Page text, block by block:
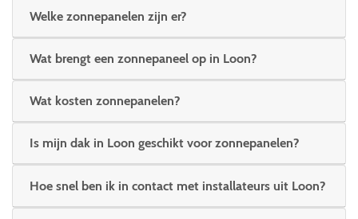
Welke zonnepanelen zijn er?
Wat brengt een zonnepaneel op in Loon?
Wat kosten zonnepanelen?
Is mijn dak in Loon geschikt voor zonnepanelen?
Hoe snel ben ik in contact met installateurs uit Loon?